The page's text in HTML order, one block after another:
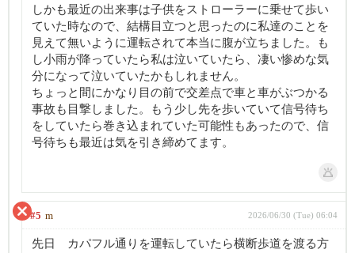
しかも最近の出来事は子供をストローラーに乗せて歩い
ていた時なので、結構目立つと思ったのに私達のことを
見えて無いように運転されて本当に腹が立ちました。も
し小雨が降っていたら私は泣いていたら、凄い惨めな気
分になって泣いていたかもしれません。
ちょっと間にかなり目の前で交差点で車と車がぶつかる
事故も目撃しました。もう少し先を歩いていて信号待ち
をしていたら巻き込まれていた可能性もあったので、信
号待ちも最近は気を引き締めてます。
#5 m 2026/06/30 (Tue) 06:04
先日 カパフル通りを運転していたら横断歩道を渡る方